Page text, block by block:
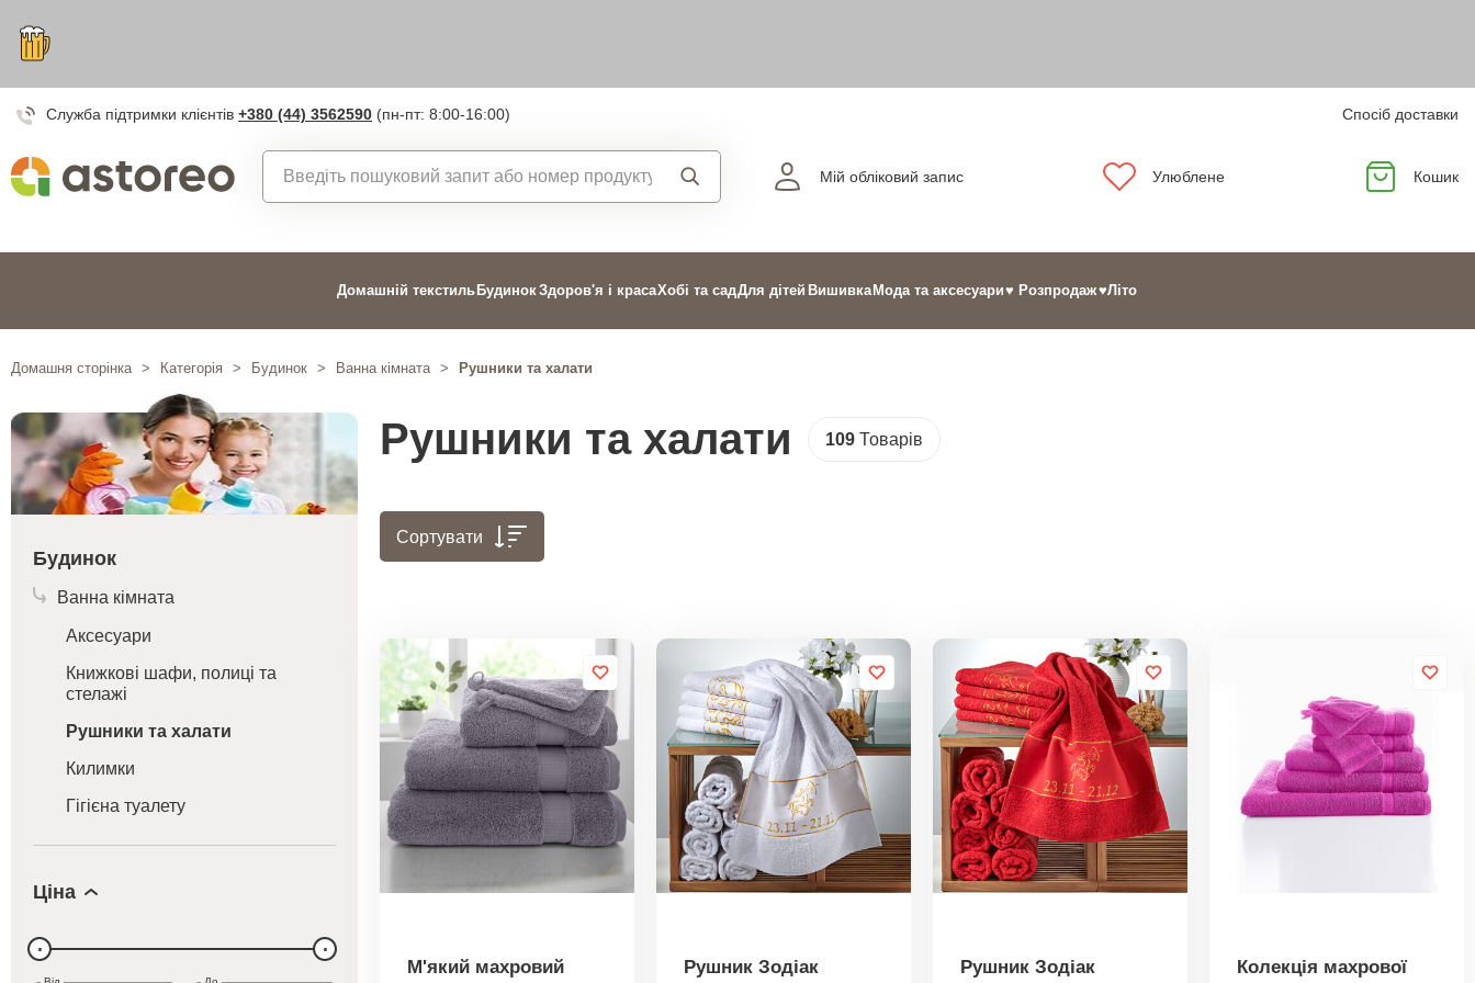
Служба підтримки клієнтів +380 (44) 3562590 (пн-пт: 8:00-16:00) Спосіб доставки
Мій обліковий запис Улюблене Кошик
Домашній текстиль БудинокЗдоров'я і красаХобі та садДля дітей Вишивка Мода та аксесуари♥ Розпродаж♥Літо
Домашня сторінка > Категорія > Будинок > Ванна кімната > Рушники та халати
Будинок
Ванна кімната
Аксесуари
Книжкові шафи, полиці та
стелажі
Рушники та халати
Килимки
Гігієна туалету
Ціна
Рушники та халати 109 Товарів
Сортувати
М'який махровий
Рушник Зодіак Рушник Зодіак
Колекція махрової